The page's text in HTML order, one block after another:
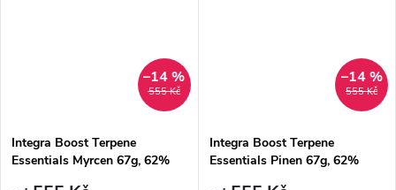
555 Kč
–14 %
Integra Boost Terpene
Essentials Myrcen 67g, 62%
555 Kč
–14 %
Integra Boost Terpene
Essentials Pinen 67g, 62%